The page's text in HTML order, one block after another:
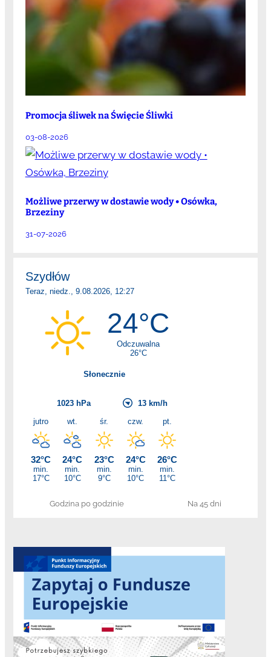
Promocja śliwek na Święcie Śliwki
03-08-2026
Możliwe przerwy w dostawie wody • Osówka,
Brzeziny
31-07-2026
Godzina po godzinie Na 45 dni